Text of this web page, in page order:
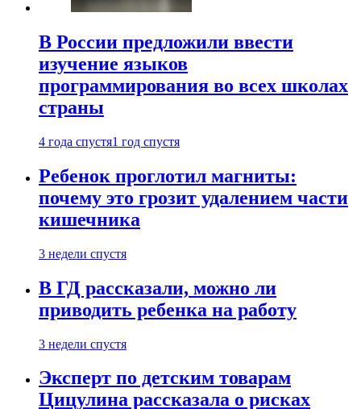
В России предложили ввести
изучение языков
программирования во всех школах
страны
4 года спустя1 год спустя
Ребенок проглотил магниты:
почему это грозит удалением части
кишечника
3 недели спустя
В ГД рассказали, можно ли
приводить ребенка на работу
3 недели спустя
Эксперт по детским товарам
Цицулина рассказала о рисках